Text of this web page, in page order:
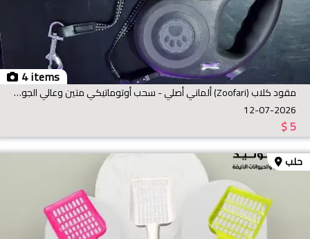
4 items
مقود كلاب (Zoofari) ألماني أصلي - سحب أوتوماتيكي متين وعالي الجودة
12-07-2026
$5
حلب